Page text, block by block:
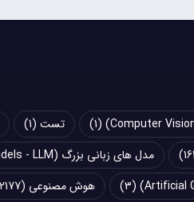
(1) تست (1)
مدل های زبانی بزرگ (Large Language Models - LLM)
(3) هوش مصنوعی (2177)